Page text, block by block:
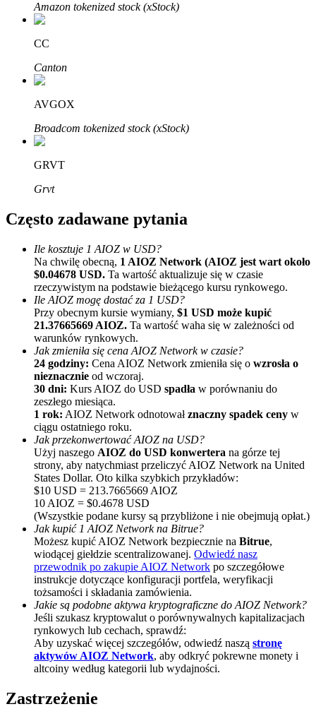
Polecaj
Zaproś przyjaciela, aby otrzymać nagrody pieniężne
BTC Welcome Rewards
BTC Welcome Rewards
Deposit & Trade BTC to Share 25000 USDT prize pool!
Deposit CASHCAT & Win
Share 500000 CASHCAT prize pool
Amazon tokenized stock (xStock)
CC
Canton
AVGOX
Broadcom tokenized stock (xStock)
GRVT
Grvt
Często zadawane pytania
Ile kosztuje 1 AIOZ w USD?
Na chwilę obecną, 1 AIOZ Network (AIOZ jest wart około
$0.04678 USD. Ta wartość aktualizuje się w czasie
rzeczywistym na podstawie bieżącego kursu rynkowego.
Ile AIOZ mogę dostać za 1 USD?
Przy obecnym kursie wymiany, $1 USD może kupić
21.37665669 AIOZ. Ta wartość waha się w zależności od
warunków rynkowych.
Jak zmieniła się cena AIOZ Network w czasie?
24 godziny: Cena AIOZ Network zmieniła się o wzrosła o
nieznacznie od wczoraj.
30 dni: Kurs AIOZ do USD spadła w porównaniu do
zeszłego miesiąca.
1 rok: AIOZ Network odnotowałznaczny spadek ceny w
ciągu ostatniego roku.
Jak przekonwertować AIOZ na USD?
Użyj naszego AIOZ do USD konwertera na górze tej
strony, aby natychmiast przeliczyć AIOZ Network na United
States Dollar. Oto kilka szybkich przykładów:
$10 USD = 213.7665669 AIOZ
10 AIOZ = $0.4678 USD
(Wszystkie podane kursy są przybliżone i nie obejmują opłat.)
Jak kupić 1 AIOZ Network na Bitrue?
Możesz kupić AIOZ Network bezpiecznie na Bitrue,
wiodącej giełdzie scentralizowanej. Odwiedź nasz
przewodnik po zakupie AIOZ Network po szczegółowe
instrukcje dotyczące konfiguracji portfela, weryfikacji
tożsamości i składania zamówienia.
Jakie są podobne aktywa kryptograficzne do AIOZ Network?
Jeśli szukasz kryptowalut o porównywalnych kapitalizacjach
rynkowych lub cechach, sprawdź:
Aby uzyskać więcej szczegółów, odwiedź naszą stronę
aktywów AIOZ Network, aby odkryć pokrewne monety i
altcoiny według kategorii lub wydajności.
Zastrzeżenie